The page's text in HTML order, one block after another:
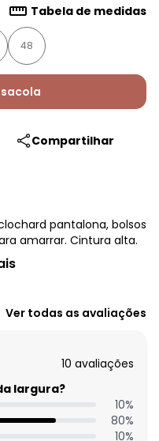
Tabela de medidas
48
Compartilhar
pantalona, bolsos
amarrar. Cintura alta.
Clochard
detalhe para
Ver todas as avaliações
10 avaliações
largura?
10%
80%
10%